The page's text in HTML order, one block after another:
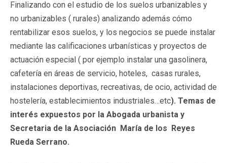
Finalizando con el estudio de los suelos urbanizables y
no urbanizables ( rurales) analizando además cómo
rentabilizar esos suelos, y los negocios se puede instalar
mediante las calificaciones urbanísticas y proyectos de
actuación especial ( por ejemplo instalar una gasolinera,
cafetería en áreas de servicio, hoteles, casas rurales,
instalaciones deportivas, recreativas, de ocio, actividad de
hostelería, establecimientos industriales…etc). Temas de
interés expuestos por la Abogada urbanista y
Secretaria de la Asociación María de los Reyes
Rueda Serrano.